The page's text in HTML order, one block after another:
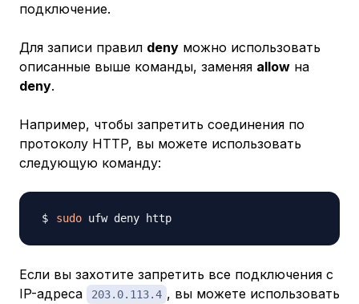
подключение.
Для записи правил deny можно использовать
описанные выше команды, заменяя allow на
deny.
Например, чтобы запретить соединения по
протоколу HTTP, вы можете использовать
следующую команду:
sudo
Если вы захотите запретить все подключения с
IP-адреса
203.0.113.4 , вы можете использовать